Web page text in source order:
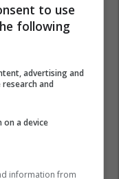
to use
following
advertising and
and
a device
information from